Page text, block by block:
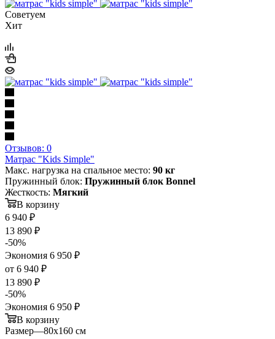
Советуем
Хит
Отзывов: 0
Матрас "Kids Simple"
Макс. нагрузка на спальное место: 90 кг
Пружинный блок: Пружинный блок Bonnel
Жесткость: Мягкий
В корзину
6 940 ₽
13 890 ₽
-50%
Экономия 6 950 ₽
от 6 940 ₽
13 890 ₽
-50%
Экономия 6 950 ₽
В корзину
Размер—80х160 см